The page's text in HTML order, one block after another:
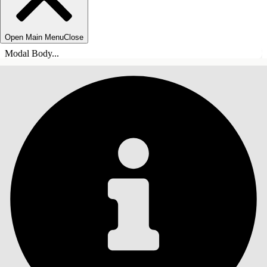
Open Main MenuClose
Modal Body...
SISÄLLYSLUETTELO